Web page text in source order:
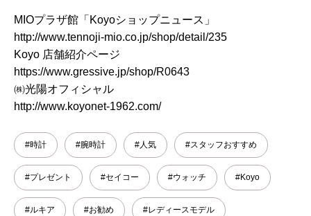
MIOプラザ館「Koyoショップニュース」
http://www.tennoji-mio.co.jp/shop/detail/235
Koyo 店舗紹介ページ
https://www.gressive.jp/shop/R0643
㈱光陽オフィシャル
http://www.koyonet-1962.com/
#時計 #腕時計 #人気 #スタッフおすすめ
#プレゼント #セイコー #ウォッチ #Koyo
#ルキア #お勧め #レディースモデル